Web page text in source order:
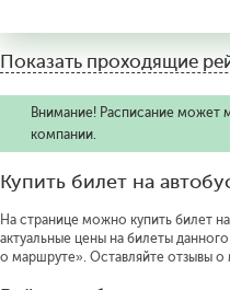
Показать проходящие
Внимание! Расписание может
компании.
Купить билет на
На странице можно купить билет
актуальные цены на билеты данного
о маршруте». Оставляйте отзывы о